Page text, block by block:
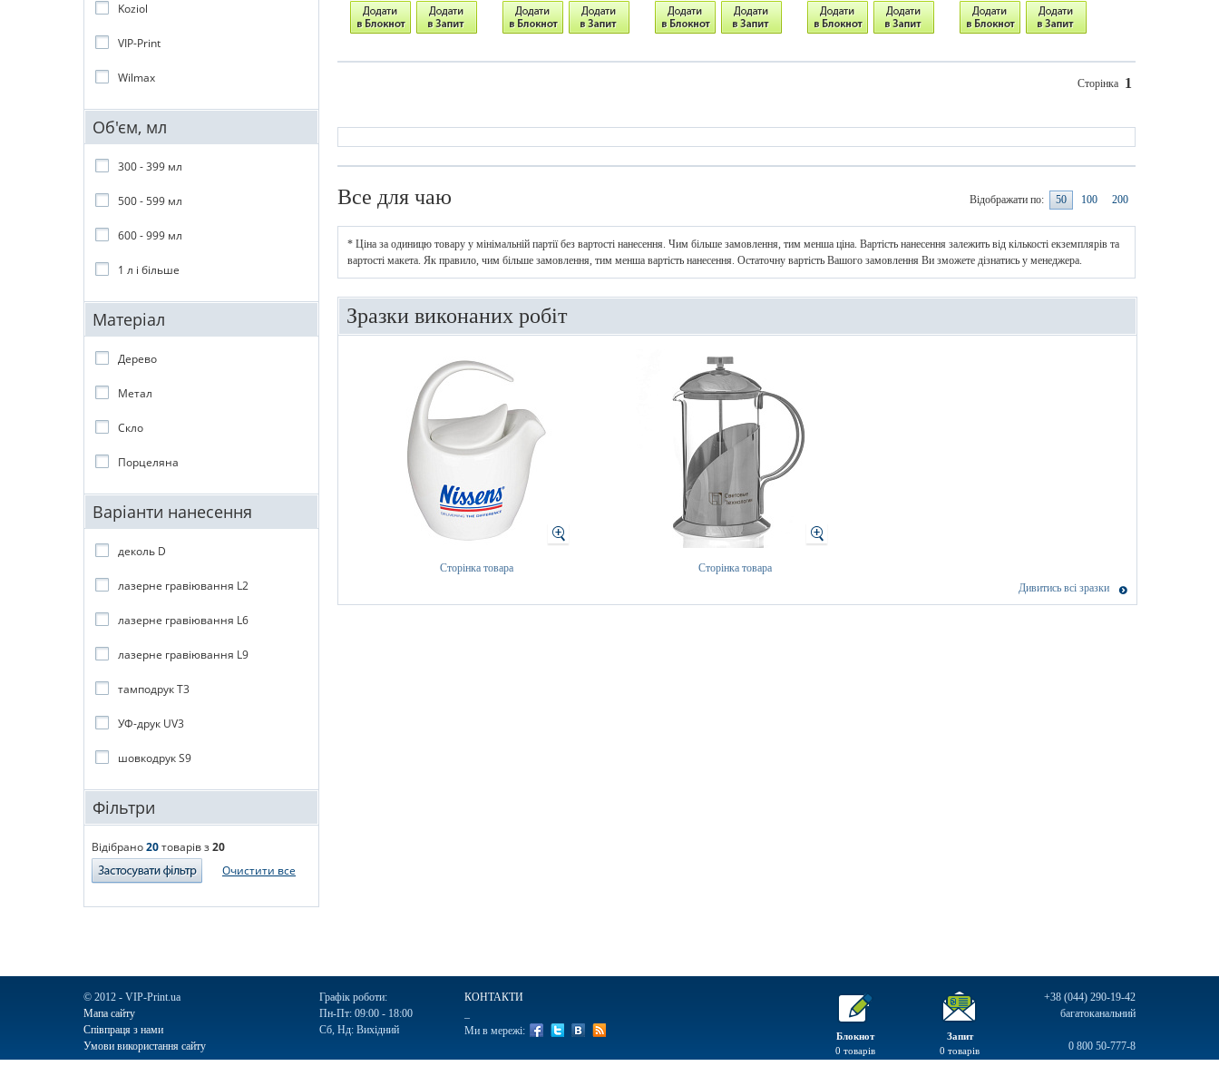
Koziol
VIP-Print
Wilmax
Об'єм, мл
300 - 399 мл
500 - 599 мл
600 - 999 мл
1 л і більше
Матеріал
Дерево
Метал
Скло
Порцеляна
Варіанти нанесення
деколь D
лазерне гравіювання L2
лазерне гравіювання L6
лазерне гравіювання L9
тамподрук T3
УФ-друк UV3
шовкодрук S9
Фільтри
Відібрано20товарів з20
Очистити все
1
Сторінка
Все для чаю Відображати по: 50 100 200
* Ціна за одиницю товару у мінімальній партії без вартості нанесення. Чим більше замовлення, тим менша ціна. Вартість нанесення залежить від кількості екземплярів та
вартості макета. Як правило, чим більше замовлення, тим менша вартість нанесення. Остаточну вартість Вашого замовлення Ви зможете дізнатись у менеджера.
Зразки виконаних робіт
Сторінка товара
Сторінка товара
Дивитись всі зразки
+38 (044) 290-19-42
багатоканальний
0 800 50-777-8
Запит
0 товарів
Блокнот
0 товарів
© 2012 - VIP-Print.ua
Мапа сайту
Співпраця з нами
Умови використання сайту
Графік роботи:
Пн-Пт: 09:00 - 18:00
Сб, Нд: Вихідний
КОНТАКТИ
Ми в мережі: